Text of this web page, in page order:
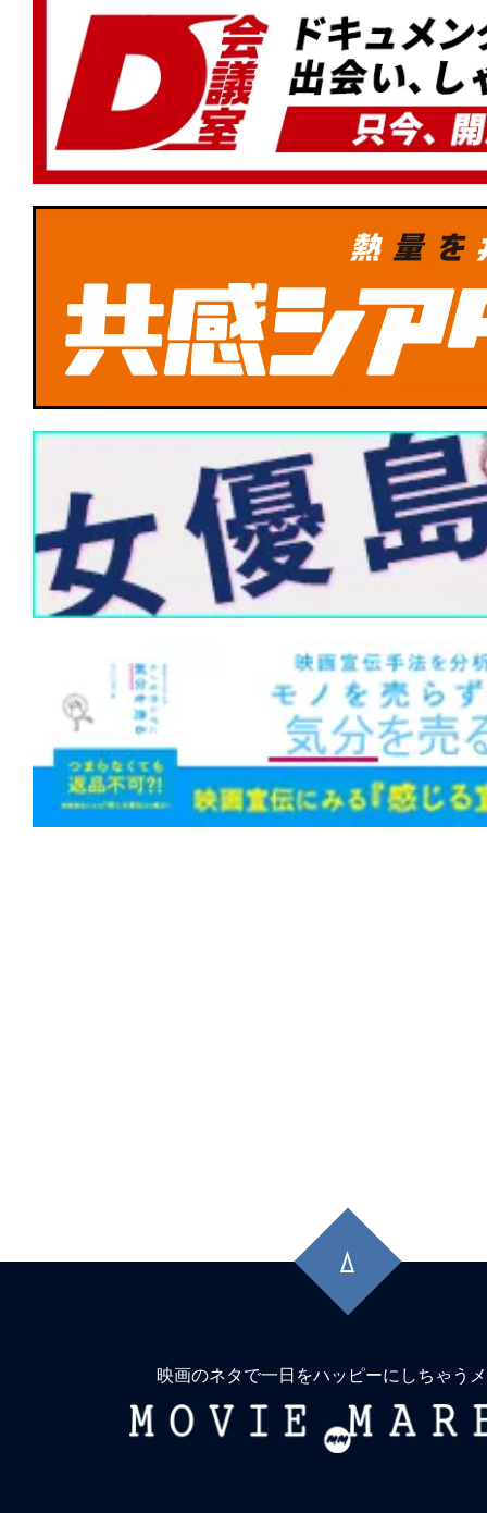
頭
に
映画のネタで一日をハッピーにしちゃう
MOVIE